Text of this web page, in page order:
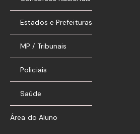
Estados e Prefeituras
MP / Tribunais
Policiais
Saúde
Área do Aluno